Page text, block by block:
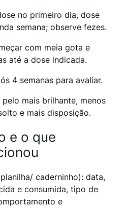
no primeiro dia, dose
semana; observe fezes.
com meia gota e
até a dose indicada.
4 semanas para avaliar.
mais brilhante, menos
e mais disposição.
e o que
caderninho): data,
e consumida, tipo de
e